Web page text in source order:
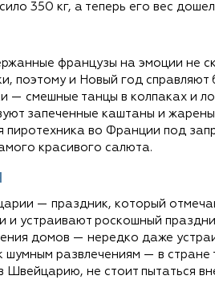
350 кг, а теперь его вес
французы на эмоции не
поэтому и Новый год
— смешные танцы в колпаках и
запеченные каштаны и
пиротехника во Франции под
красивого салюта.
— праздник, который
и устраивают роскошный
домов — нередко даже
шумным развлечениям — в
Швейцарию, не стоит пытаться